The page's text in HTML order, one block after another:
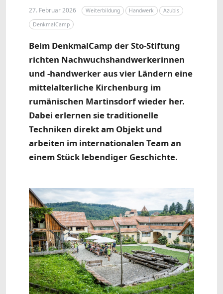
27. Februar 2026 Weiterbildung Handwerk
Azubis
DenkmalCamp
Beim DenkmalCamp der Sto-Stiftung
richten Nachwuchshandwerkerinnen
und -handwerker aus vier Ländern eine
mittelalterliche Kirchenburg im
rumänischen Martinsdorf wieder her.
Dabei erlernen sie traditionelle
Techniken direkt am Objekt und
arbeiten im internationalen Team an
einem Stück lebendiger Geschichte.